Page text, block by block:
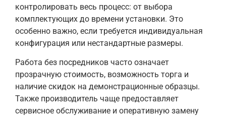
контролировать весь процесс: от выбора
комплектующих до времени установки. Это
особенно важно, если требуется индивидуальная
конфигурация или нестандартные размеры.
Работа без посредников часто означает
прозрачную стоимость, возможность торга и
наличие скидок на демонстрационные образцы.
Также производитель чаще предоставляет
сервисное обслуживание и оперативную замену